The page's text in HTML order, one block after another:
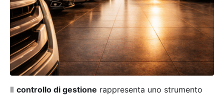
Il controllo di gestione rappresenta uno strumento